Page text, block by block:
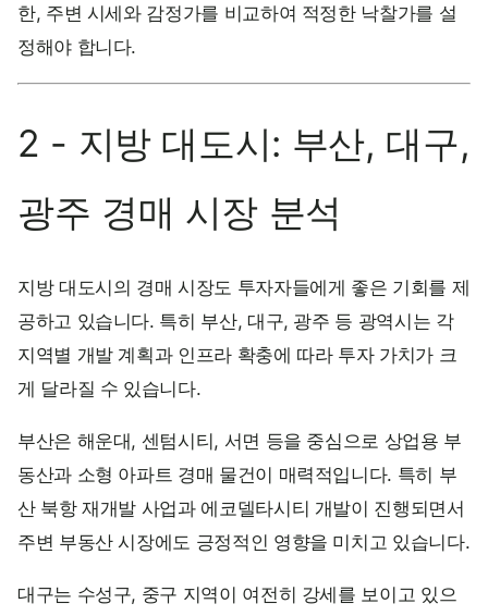
한, 주변 시세와 감정가를 비교하여 적정한 낙찰가를 설
정해야 합니다.
2 - 지방 대도시: 부산, 대구,
광주 경매 시장 분석
지방 대도시의 경매 시장도 투자자들에게 좋은 기회를 제
공하고 있습니다. 특히 부산, 대구, 광주 등 광역시는 각
지역별 개발 계획과 인프라 확충에 따라 투자 가치가 크
게 달라질 수 있습니다.
부산은 해운대, 센텀시티, 서면 등을 중심으로 상업용 부
동산과 소형 아파트 경매 물건이 매력적입니다. 특히 부
산 북항 재개발 사업과 에코델타시티 개발이 진행되면서
주변 부동산 시장에도 긍정적인 영향을 미치고 있습니다.
대구는 수성구, 중구 지역이 여전히 강세를 보이고 있으